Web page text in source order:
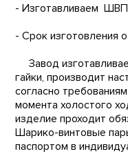
- Изготавливаем
- Срок изготовления
Завод
гайки, производит
согласно
момента холостого
изделие проходит
Шарико-винтовые
паспортом в